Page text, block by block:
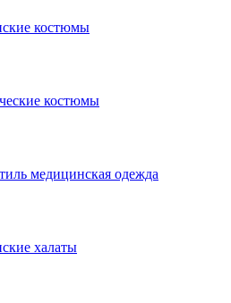
костюмы
костюмы
медицинская одежда
халаты